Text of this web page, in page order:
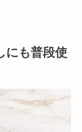
にも普段使